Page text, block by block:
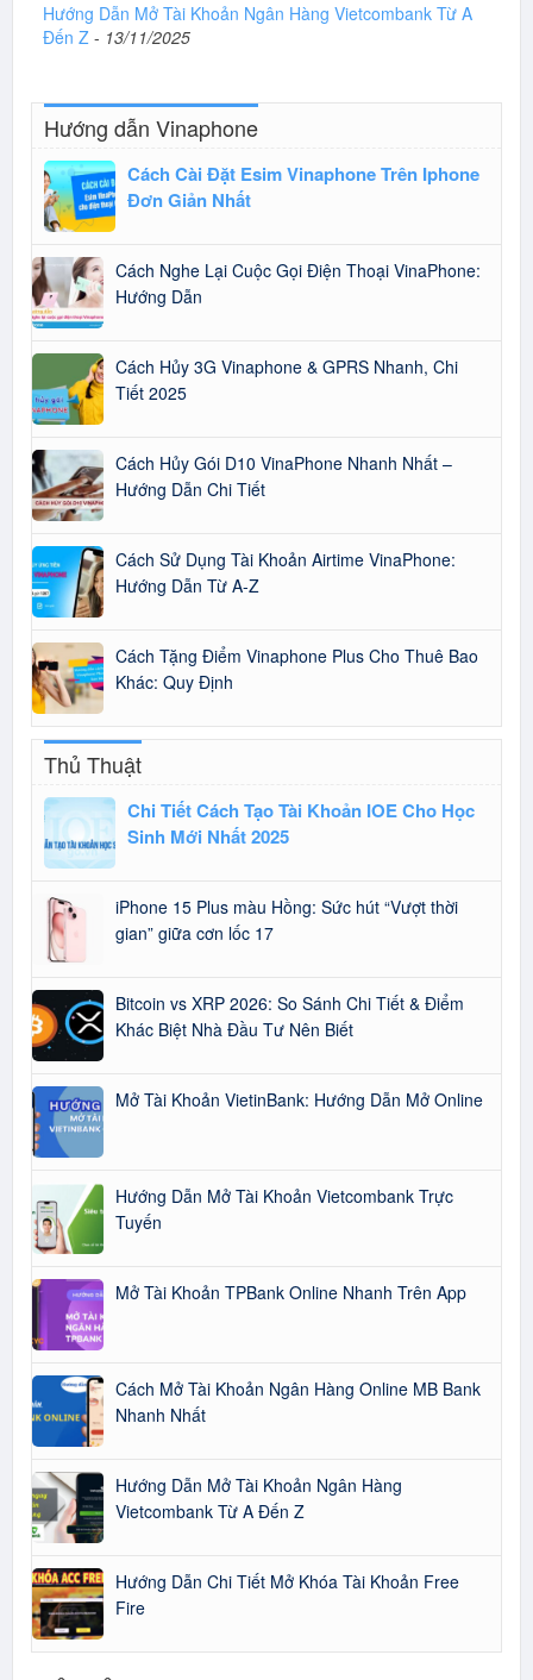
Hướng Dẫn Mở Tài Khoản Ngân Hàng Vietcombank Từ A
Đến Z - 13/11/2025
Hướng dẫn Vinaphone
Cách Cài Đặt Esim Vinaphone Trên Iphone
Đơn Giản Nhất
Cách Nghe Lại Cuộc Gọi Điện Thoại VinaPhone:
Hướng Dẫn
Cách Hủy 3G Vinaphone & GPRS Nhanh, Chi
Tiết 2025
Cách Hủy Gói D10 VinaPhone Nhanh Nhất –
Hướng Dẫn Chi Tiết
Cách Sử Dụng Tài Khoản Airtime VinaPhone:
Hướng Dẫn Từ A-Z
Cách Tặng Điểm Vinaphone Plus Cho Thuê Bao
Khác: Quy Định
Thủ Thuật
Chi Tiết Cách Tạo Tài Khoản IOE Cho Học
Sinh Mới Nhất 2025
iPhone 15 Plus màu Hồng: Sức hút “Vượt thời
gian” giữa cơn lốc 17
Bitcoin vs XRP 2026: So Sánh Chi Tiết & Điểm
Khác Biệt Nhà Đầu Tư Nên Biết
Mở Tài Khoản VietinBank: Hướng Dẫn Mở Online
Hướng Dẫn Mở Tài Khoản Vietcombank Trực
Tuyến
Mở Tài Khoản TPBank Online Nhanh Trên App
Cách Mở Tài Khoản Ngân Hàng Online MB Bank
Nhanh Nhất
Hướng Dẫn Mở Tài Khoản Ngân Hàng
Vietcombank Từ A Đến Z
Hướng Dẫn Chi Tiết Mở Khóa Tài Khoản Free
Fire